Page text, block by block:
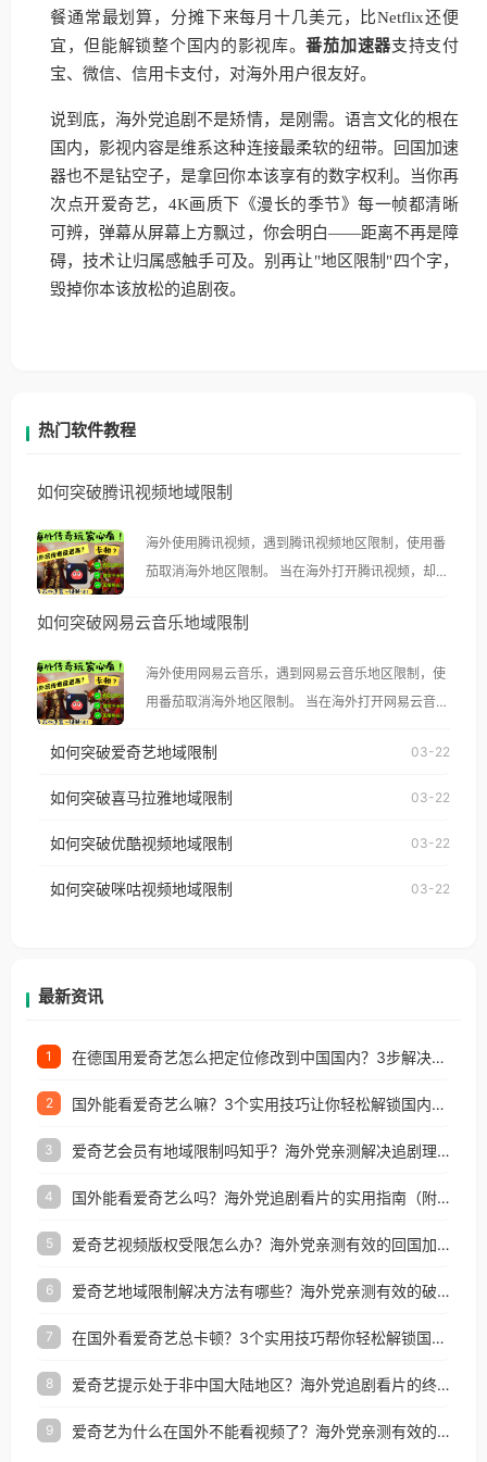
餐通常最划算，分摊下来每月十几美元，比Netflix还便
宜，但能解锁整个国内的影视库。番茄加速器支持支付
宝、微信、信用卡支付，对海外用户很友好。
说到底，海外党追剧不是矫情，是刚需。语言文化的根在
国内，影视内容是维系这种连接最柔软的纽带。回国加速
器也不是钻空子，是拿回你本该享有的数字权利。当你再
次点开爱奇艺，4K画质下《漫长的季节》每一帧都清晰
可辨，弹幕从屏幕上方飘过，你会明白——距离不再是障
碍，技术让归属感触手可及。别再让"地区限制"四个字，
毁掉你本该放松的追剧夜。
热门软件教程
如何突破腾讯视频地域限制
海外使用腾讯视频，遇到腾讯视频地区限制，使用番
茄取消海外地区限制。 当在海外打开腾讯视频，却突
示语。 海外用户如香港、澳门、台湾、美国、加拿
像其他音乐平台一样，出现地区及版权限制问题，且
仅能在中国大陆地区播放。 遇到这个问题的朋友们，
使用番茄回国加速器，即可解决「海外用户收听腾讯
台湾、美国、加拿大、澳大利亚、欧洲等国家和地区
权限制所困扰。
如何突破网易云音乐地域限制
海外使用网易云音乐，遇到网易云音乐地区限制，使
用番茄取消海外地区限制。 当在海外打开网易云音
播放”的提示语。 海外用户如香港、澳门、台湾、美
国、加拿大、澳大利亚、欧洲等国家和地区时，网易
制问题，且仅能在中国大陆地区播放。 遇到这个问题
户收听网易云音乐地区版权限制」的问题，无论人在
如何突破爱奇艺地域限制 03-22
如何突破喜马拉雅地域限制 03-22
如何突破优酷视频地域限制 03-22
如何突破咪咕视频地域限制 03-22
最新资讯
1 在德国用爱奇艺怎么把定位修改到中国国内？3步解决+2个实用场景分享
2 国外能看爱奇艺么嘛？3个实用技巧让你轻松解锁国内影视（附越南华数TV定位修改+网易云海外收费解析）
3 爱奇艺会员有地域限制吗知乎？海外党亲测解决追剧理财双难题的加速器攻略
4 国外能看爱奇艺么吗？海外党追剧看片的实用指南（附避坑技巧）
5 爱奇艺视频版权受限怎么办？海外党亲测有效的回国加速器选择指南
6 爱奇艺地域限制解决方法有哪些？海外党亲测有效的破界指南
7 在国外看爱奇艺总卡顿？3个实用技巧帮你轻松解锁国内影音与生活服务
8 爱奇艺提示处于非中国大陆地区？海外党追剧看片的终极解决方案来了
9 爱奇艺为什么在国外不能看视频了？海外党亲测有效的回国加速方案来了